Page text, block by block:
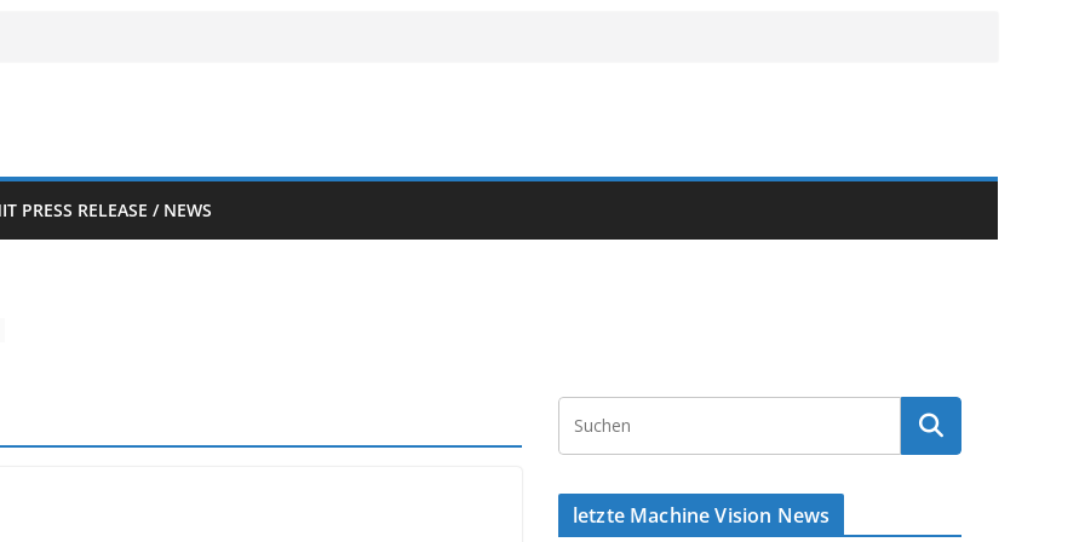
PRESS RELEASE / NEWS
letzte Machine Vision News